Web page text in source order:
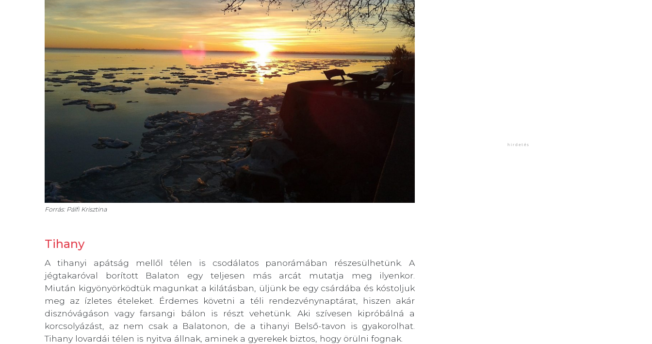
Forrás: Pálfi Krisztina
Tihany
A tihanyi apátság mellől télen is csodálatos panorámában részesülhetünk. A
jégtakaróval borított Balaton egy teljesen más arcát mutatja meg ilyenkor.
Miután kigyönyörködtük magunkat a kilátásban, üljünk be egy csárdába és kóstoljuk
meg az ízletes ételeket. Érdemes követni a téli rendezvénynaptárat, hiszen akár
disznóvágáson vagy farsangi bálon is részt vehetünk. Aki szívesen kipróbálná a
korcsolyázást, az nem csak a Balatonon, de a tihanyi Belső-tavon is gyakorolhat.
Tihany lovardái télen is nyitva állnak, aminek a gyerekek biztos, hogy örülni fognak.